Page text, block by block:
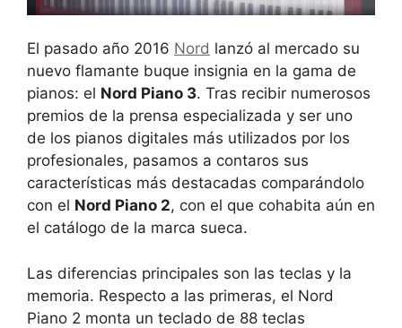
El pasado año 2016 Nord lanzó al mercado su
nuevo flamante buque insignia en la gama de
pianos: el Nord Piano 3. Tras recibir numerosos
premios de la prensa especializada y ser uno
de los pianos digitales más utilizados por los
profesionales, pasamos a contaros sus
características más destacadas comparándolo
con el Nord Piano 2, con el que cohabita aún en
el catálogo de la marca sueca.
Las diferencias principales son las teclas y la
memoria. Respecto a las primeras, el Nord
Piano 2 monta un teclado de 88 teclas